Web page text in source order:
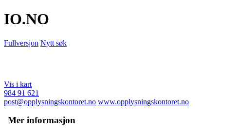
IO.NO
Fullversjon Nytt søk
Vis i kart
984 91 621
post@opplysningskontoret.no www.opplysningskontoret.no
Mer informasjon